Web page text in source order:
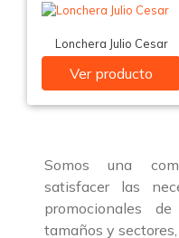
Lonchera Julio Cesar
Ver producto
Somos una
satisfacer las
promocionales
tamaños y sectores,